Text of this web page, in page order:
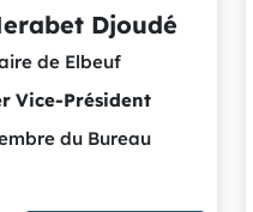
Djoudé
de Elbeuf
Vice-Président
du Bureau